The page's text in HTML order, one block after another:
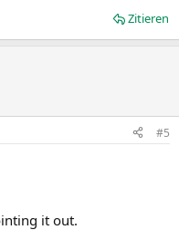
Zitieren
#5
it out.